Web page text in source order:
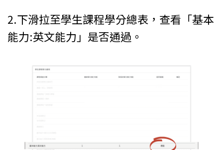
2.下滑拉至學生課程學分總表，查看「基本
能力:英文能力」是否通過。